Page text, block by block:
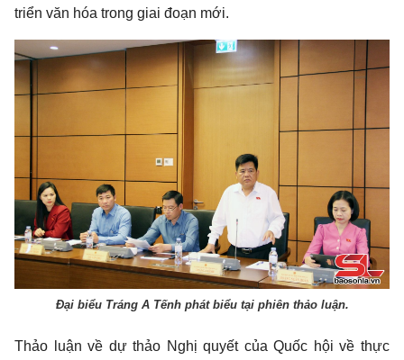
triển văn hóa trong giai đoạn mới.
Đại biểu Tráng A Tếnh phát biểu tại phiên thảo luận.
Thảo luận về dự thảo Nghị quyết của Quốc hội về thực